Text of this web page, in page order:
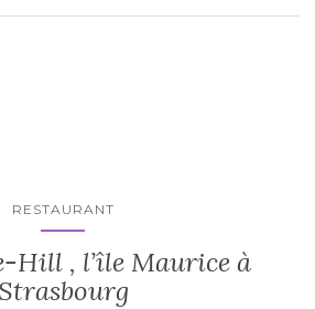
RESTAURANT
Hill , l’île Maurice à
Strasbourg